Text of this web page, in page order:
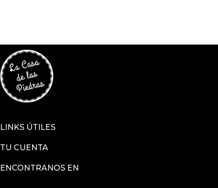
LINKS ÚTILES
TU CUENTA
ENCONTRANOS EN